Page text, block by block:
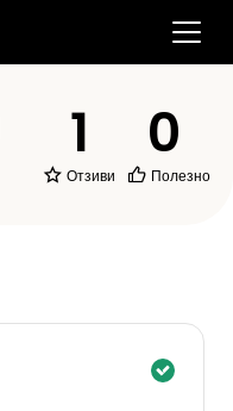
1
Отзиви
0
Полезно